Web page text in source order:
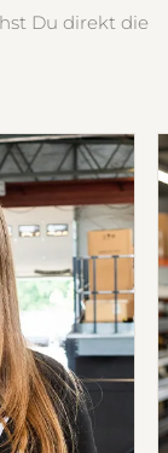
Du direkt die